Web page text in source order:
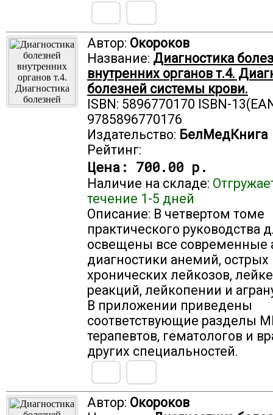
Автор: Окороков
Название: Диагностика
внутренних органов т.4.
болезней системы крови.
ISBN: 5896770170 ISBN-
9785896770176
Издательство: БелМедКнига
Рейтинг:
Цена: 700.00 р.
Наличие на складе:
течение 1-5 дней
Описание: В четвертом томе
практического руководства
освещены все современные
диагностики анемий, острых
хронических лейкозов,
реакций, лейкопении и
В приложении приведены
соответствующие разделы
терапевтов, гематологов и
других специальностей.
Автор: Окороков